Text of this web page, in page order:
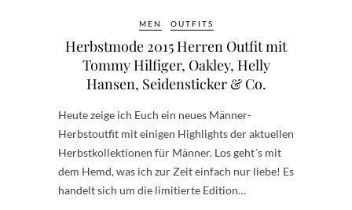
MEN OUTFITS
Herbstmode 2015 Herren Outfit mit
Tommy Hilfiger, Oakley, Helly
Hansen, Seidensticker & Co.
Heute zeige ich Euch ein neues Männer-
Herbstoutfit mit einigen Highlights der aktuellen
Herbstkollektionen für Männer. Los geht´s mit
dem Hemd, was ich zur Zeit einfach nur liebe! Es
handelt sich um die limitierte Edition…